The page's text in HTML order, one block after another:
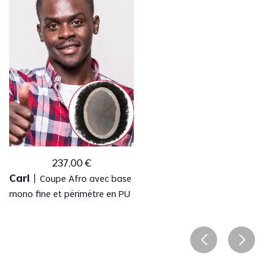
237,00 €
Carl
Coupe Afro avec base
mono fine et périmètre en PU